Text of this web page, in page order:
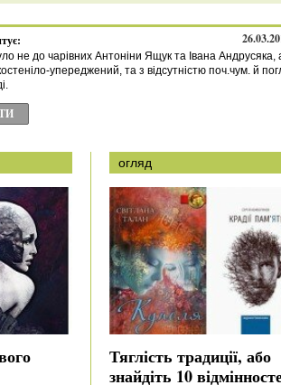
не до чарівних Антоніни Ящук та Івана Андрусяка,
упереджений, та з відсутністю поч.чум. й
огляд
Тяглість традиції, або
знайдіть 10